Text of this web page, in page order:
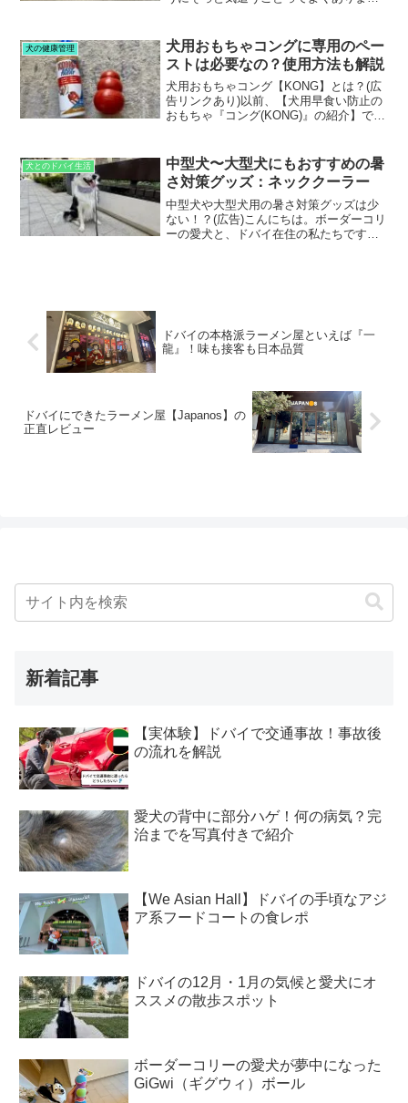
りを我慢することがあります。実は、そ
の行動には次のような理由...
犬の健康管理
犬用おもちゃコングに専用のペー
ストは必要なの？使用方法も解説
犬用おもちゃコング【KONG】とは？(広
告リンクあり)以前、【犬用早食い防止の
おもちゃ『コング(KONG)』の紹介】でも
ちゃ。愛犬がおやつをねだってきて、キ
リがない‥お...
犬とのドバイ生活
中型犬〜大型犬にもおすすめの暑
さ対策グッズ：ネッククーラー
中型犬や大型犬用の暑さ対策グッズは少
ない！？(広告)こんにちは。ボーダーコリ
ーの愛犬と、ドバイ在住の私たちです。
ドバイの本格派ラーメン屋といえば『一
龍』！味も接客も日本品質
ドバイにできたラーメン屋【Japanos】の
正直レビュー
新着記事
【実体験】ドバイで交通事故！事故後
の流れを解説
愛犬の背中に部分ハゲ！何の病気？完
治までを写真付きで紹介
【We Asian Hall】ドバイの手頃なアジ
ア系フードコートの食レポ
ドバイの12月・1月の気候と愛犬にオ
ススメの散歩スポット
ボーダーコリーの愛犬が夢中になった
GiGwi（ギグウィ）ボール